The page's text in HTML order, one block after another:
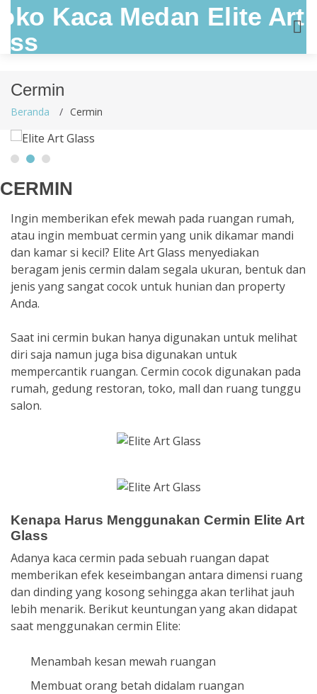
Cermin
Beranda Cermin
CERMIN
Ingin memberikan efek mewah pada ruangan rumah,
atau ingin membuat cermin yang unik dikamar mandi
dan kamar si kecil? Elite Art Glass menyediakan
beragam jenis cermin dalam segala ukuran, bentuk dan
jenis yang sangat cocok untuk hunian dan property
Anda.
Saat ini cermin bukan hanya digunakan untuk melihat
diri saja namun juga bisa digunakan untuk
mempercantik ruangan. Cermin cocok digunakan pada
rumah, gedung restoran, toko, mall dan ruang tunggu
salon.
Kenapa Harus Menggunakan Cermin Elite Art
Glass
Adanya kaca cermin pada sebuah ruangan dapat
memberikan efek keseimbangan antara dimensi ruang
dan dinding yang kosong sehingga akan terlihat jauh
lebih menarik. Berikut keuntungan yang akan didapat
saat menggunakan cermin Elite:
Menambah kesan mewah ruangan
Membuat orang betah didalam ruangan